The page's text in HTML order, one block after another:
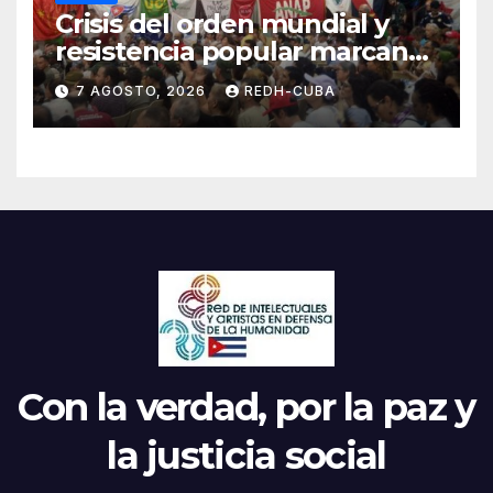
Crisis del orden mundial y
resistencia popular marcan
el inicio de la IV Asamblea
Continental de ALBA
Movimientos en Cuba
7 AGOSTO, 2026 REDH-CUBA
Con la verdad, por la paz y
la justicia social